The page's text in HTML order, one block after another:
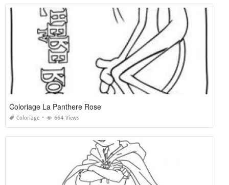
Coloriage La Panthere Rose
Coloriage 664 Views